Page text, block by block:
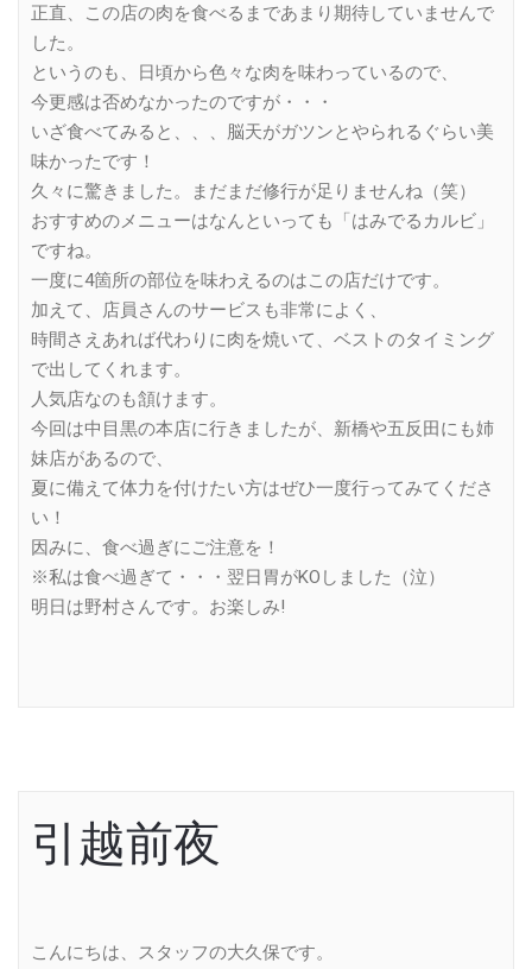
正直、この店の肉を食べるまであまり期待していませんで
した。
というのも、日頃から色々な肉を味わっているので、
今更感は否めなかったのですが・・・
いざ食べてみると、、、脳天がガツンとやられるぐらい美
味かったです！
久々に驚きました。まだまだ修行が足りませんね（笑）
おすすめのメニューはなんといっても「はみでるカルビ」
ですね。
一度に4箇所の部位を味わえるのはこの店だけです。
加えて、店員さんのサービスも非常によく、
時間さえあれば代わりに肉を焼いて、ベストのタイミング
で出してくれます。
人気店なのも頷けます。
今回は中目黒の本店に行きましたが、新橋や五反田にも姉
妹店があるので、
夏に備えて体力を付けたい方はぜひ一度行ってみてくださ
い！
因みに、食べ過ぎにご注意を！
※私は食べ過ぎて・・・翌日胃がKOしました（泣）
明日は野村さんです。お楽しみ!
引越前夜
こんにちは、スタッフの大久保です。